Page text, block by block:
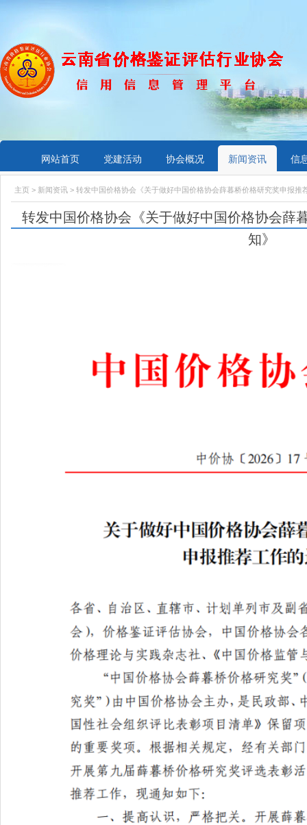
网站首页 党建活动 协会概况 新闻资讯 信
主页 > 新闻资讯 > 转发中国价格协会《关于做好中国价格协会薛暮桥价格研究奖申报推
转发中国价格协会《关于做好中国价格协会薛
知》